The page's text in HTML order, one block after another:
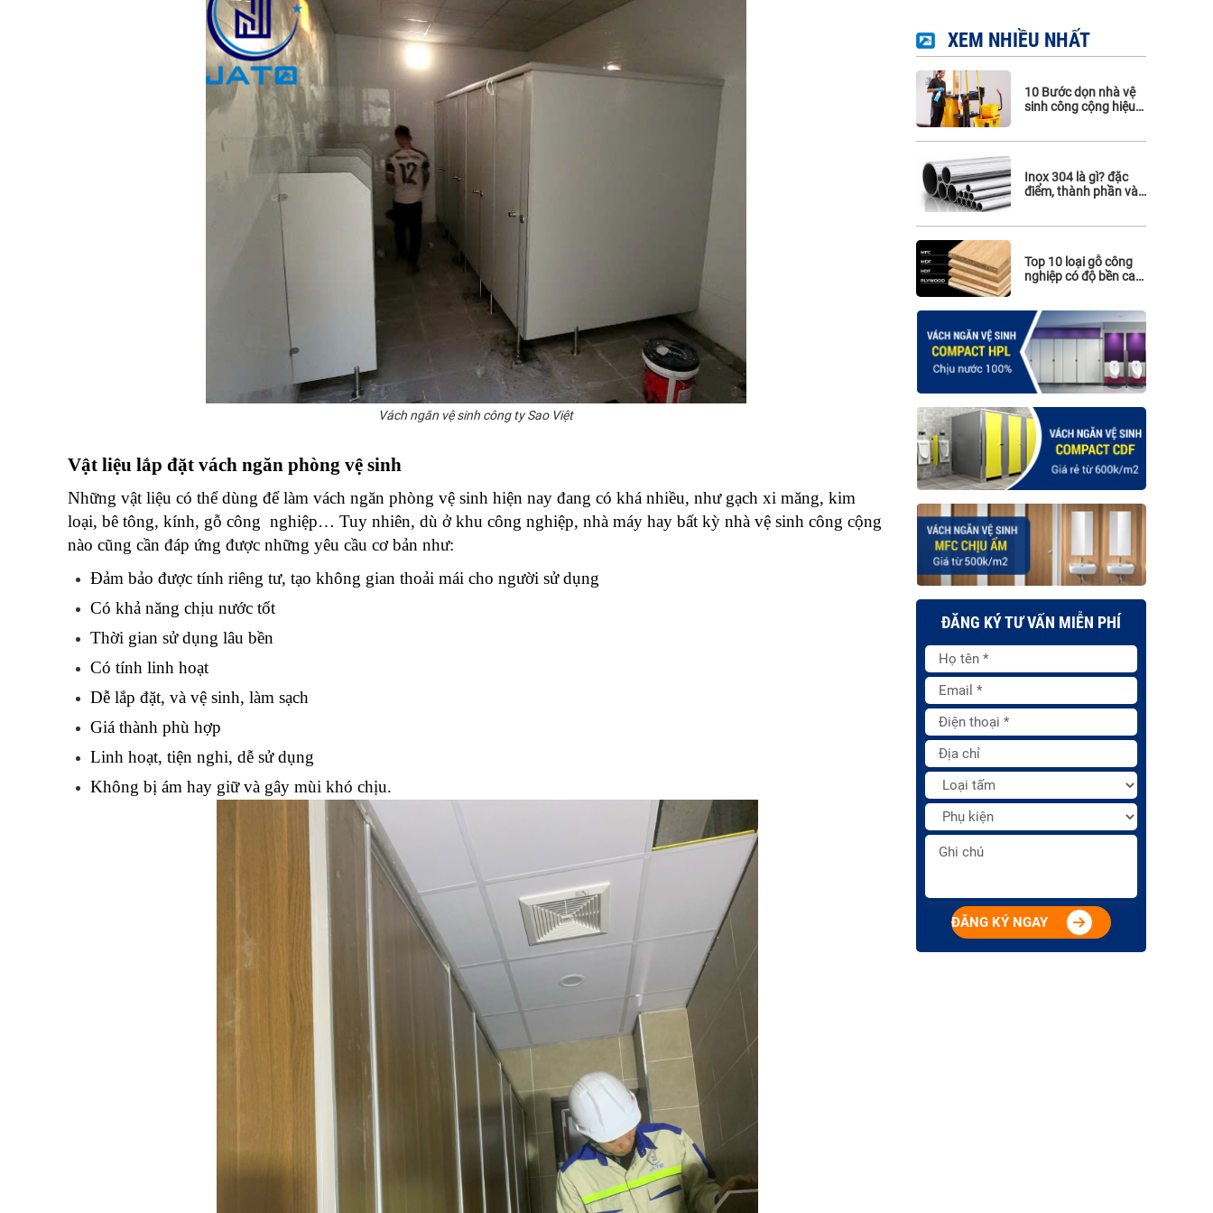
Phụ kiện Maghin
Phụ kiện inox 316
SÀN NÂNG OA
SÀN NÂNG KỸ THUẬT HPL
SÀN NÂNG THÔNG KHÍ
Vách ngăn vệ sinh công ty Sao Việt
Vật liệu lắp đặt vách ngăn phòng vệ sinh
Những vật liệu có thể dùng để làm vách ngăn phòng vệ sinh hiện nay đang có khá nhiều, như gạch xi măng, kim
loại, bê tông, kính, gỗ công  nghiệp… Tuy nhiên, dù ở khu công nghiệp, nhà máy hay bất kỳ nhà vệ sinh công cộng
nào cũng cần đáp ứng được những yêu cầu cơ bản như:
Đảm bảo được tính riêng tư, tạo không gian thoải mái cho người sử dụng
Có khả năng chịu nước tốt
Thời gian sử dụng lâu bền
Có tính linh hoạt
Dễ lắp đặt, và vệ sinh, làm sạch
Giá thành phù hợp
Linh hoạt, tiện nghi, dễ sử dụng
Không bị ám hay giữ và gây mùi khó chịu.
XEM NHIỀU NHẤT
10 Bước dọn nhà vệ
sinh công cộng hiệu
Inox 304 là gì? đặc
điểm, thành phần và
Top 10 loại gỗ công
nghiệp có độ bền cao
ĐĂNG KÝ TƯ VẤN MIỄN PHÍ
ĐĂNG KÝ NGAY